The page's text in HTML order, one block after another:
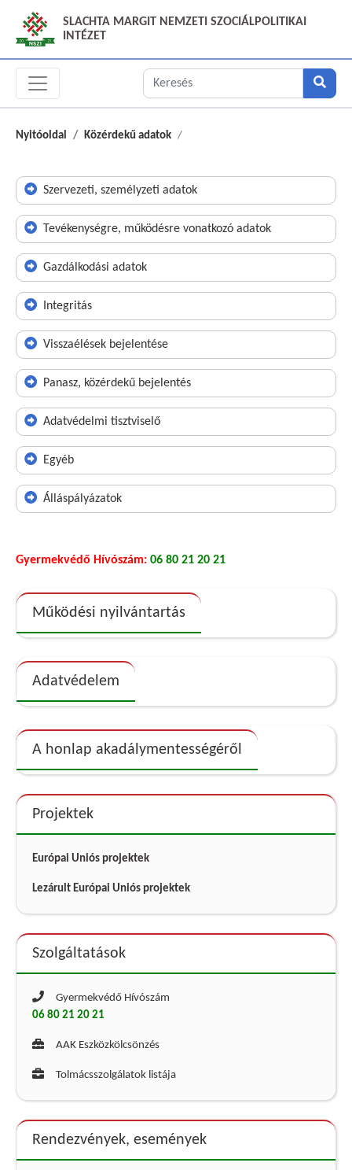
SLACHTA MARGIT NEMZETI SZOCIÁLPOLITIKAI
INTÉZET
Nyitóoldal Közérdekű adatok
Szervezeti, személyzeti adatok
Tevékenységre, működésre vonatkozó adatok
Gazdálkodási adatok
Integritás
Visszaélések bejelentése
Panasz, közérdekű bejelentés
Adatvédelmi tisztviselő
Egyéb
Álláspályázatok
Gyermekvédő Hívószám: 06 80 21 20 21
Működési nyilvántartás
Adatvédelem
A honlap akadálymentességéről
Projektek
Európai Uniós projektek
Lezárult Európai Uniós projektek
Szolgáltatások
Gyermekvédő Hívószám
06 80 21 20 21
AAK Eszközkölcsönzés
Tolmácsszolgálatok listája
Rendezvények, események